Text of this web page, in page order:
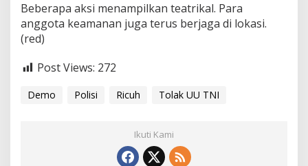
Beberapa aksi menampilkan teatrikal. Para
anggota keamanan juga terus berjaga di lokasi.
(red)
Post Views: 272
Demo Polisi Ricuh Tolak UU TNI
Ikuti Kami